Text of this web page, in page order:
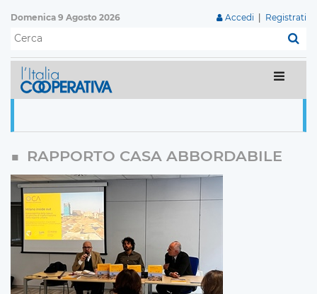
Domenica 9 Agosto 2026 Accedi Registrati
RAPPORTO CASA ABBORDABILE